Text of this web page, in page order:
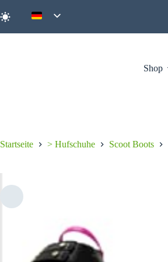
Inhalt
springen
Shop
Startseite > Hufschuhe Scoot Boots